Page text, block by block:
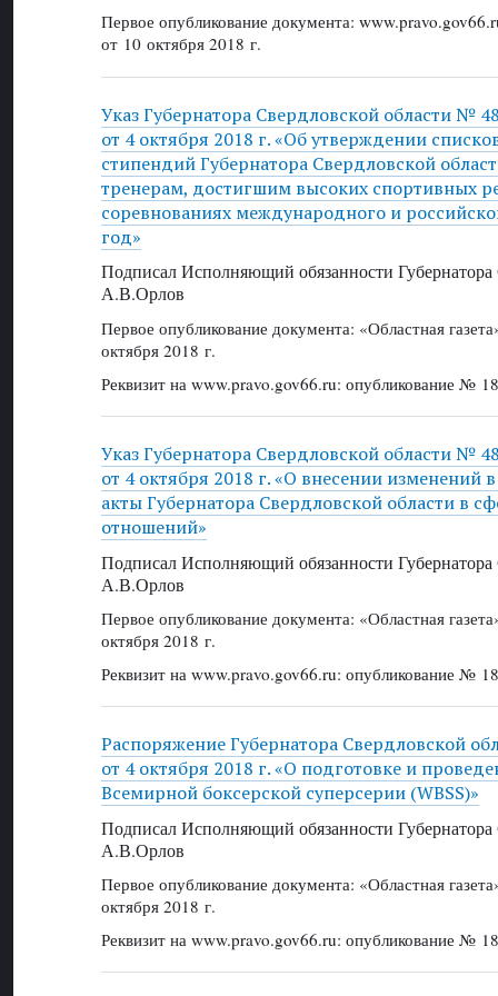
Первое опубликование документа:
от 10 октября 2018 г.
Указ Губернатора Свердловской области №
от 4 октября 2018 г. «Об утверждении
стипендий Губернатора Свердловской
тренерам, достигшим высоких спортивных
соревнованиях международного и
год»
Подписал Исполняющий обязанности Губернатора
А.В.Орлов
Первое опубликование документа: «Областная
октября 2018 г.
Реквизит на www.pravo.gov66.ru: опубликование №
Указ Губернатора Свердловской области №
от 4 октября 2018 г. «О внесении изменений
акты Губернатора Свердловской области в
отношений»
Подписал Исполняющий обязанности Губернатора
А.В.Орлов
Первое опубликование документа: «Областная
октября 2018 г.
Реквизит на www.pravo.gov66.ru: опубликование №
Распоряжение Губернатора Свердловской
от 4 октября 2018 г. «О подготовке и
Всемирной боксерской суперсерии (WBSS)»
Подписал Исполняющий обязанности Губернатора
А.В.Орлов
Первое опубликование документа: «Областная
октября 2018 г.
Реквизит на www.pravo.gov66.ru: опубликование №